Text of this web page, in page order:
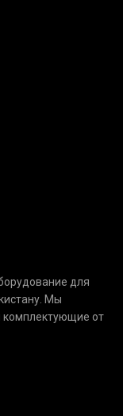
для
Мы
комплектующие от